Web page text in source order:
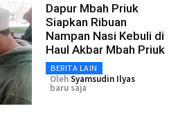
Dapur Mbah Priuk
Siapkan Ribuan
Nampan Nasi Kebuli di
Haul Akbar Mbah Priuk
BERITA LAIN
OlehSyamsudin Ilyas
baru saja